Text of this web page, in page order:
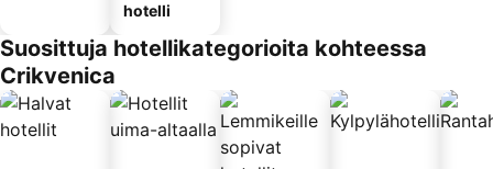
hotelli
Suosittuja hotellikategorioita kohteessa
Crikvenica